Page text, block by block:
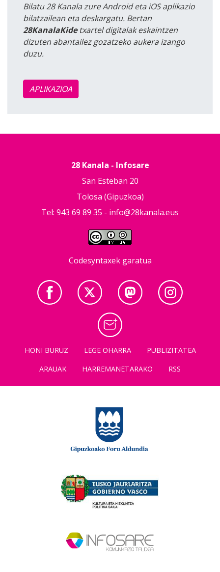
Bilatu 28 Kanala zure Android eta iOS aplikazio
bilatzailean eta deskargatu. Bertan
28KanalaKidetxartel digitalak eskaintzen
dizuten abantailez gozatzeko aukera izango
duzu.
APLIKAZIOA
28 Kanala - Infosare
San Esteban 20
Tolosa (Gipuzkoa)
Tel: 943 69 89 35 - info@28kanala.eus
Codesyntaxek garatua
HONI BURUZ LEGE OHARRA
PUBLIZITATEA
ARAUAK
HARREMANETARAKO RSS